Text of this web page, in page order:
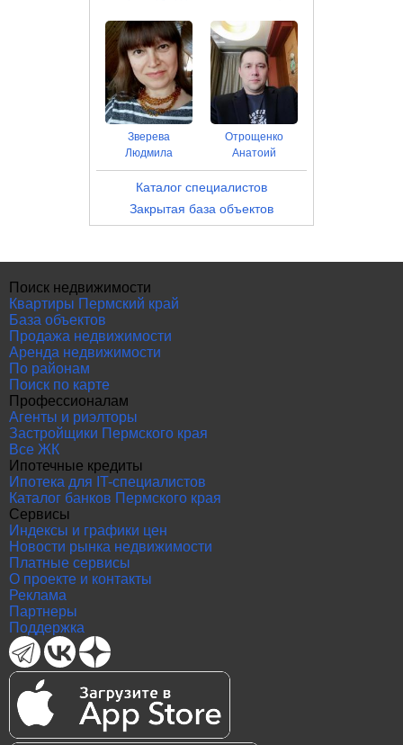
Зверева
Людмила
Отрощенко
Анатоий
Каталог специалистов
Закрытая база объектов
Поиск недвижимости
Квартиры Пермский край
База объектов
Продажа недвижимости
Аренда недвижимости
По районам
Поиск по карте
Профессионалам
Агенты и риэлторы
Застройщики Пермского края
Все ЖК
Ипотечные кредиты
Ипотека для IT-специалистов
Каталог банков Пермского края
Сервисы
Индексы и графики цен
Новости рынка недвижимости
Платные сервисы
О проекте и контакты
Реклама
Партнеры
Поддержка